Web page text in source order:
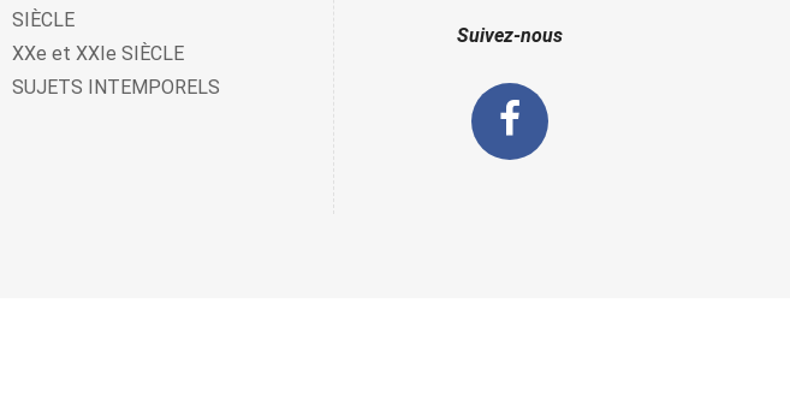
SIÈCLE
XXe et XXIe SIÈCLE
SUJETS INTEMPORELS
Suivez-nous